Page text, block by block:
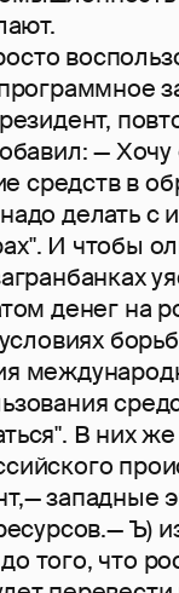
—
средств в
делать с
И чтобы
денег на
В них
западные
Ъ)
что